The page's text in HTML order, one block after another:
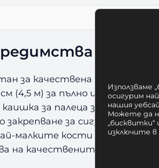
за качествена поддръжка
(4,5 м) за пълно и стабилно
за палеца за лесно
закрепване за сигурно
малките кости и стави в
на качествените боксови
Използваме
осигурим
нашия
Можете да
„бисквитки“
изключите в